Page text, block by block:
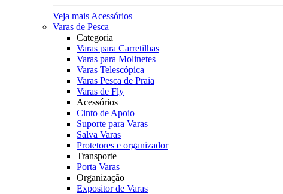
Veja mais Acessórios
Varas de Pesca
Categoria
Varas para Carretilhas
Varas para Molinetes
Varas Telescópica
Varas Pesca de Praia
Varas de Fly
Acessórios
Cinto de Apoio
Suporte para Varas
Salva Varas
Protetores e organizador
Transporte
Porta Varas
Organização
Expositor de Varas